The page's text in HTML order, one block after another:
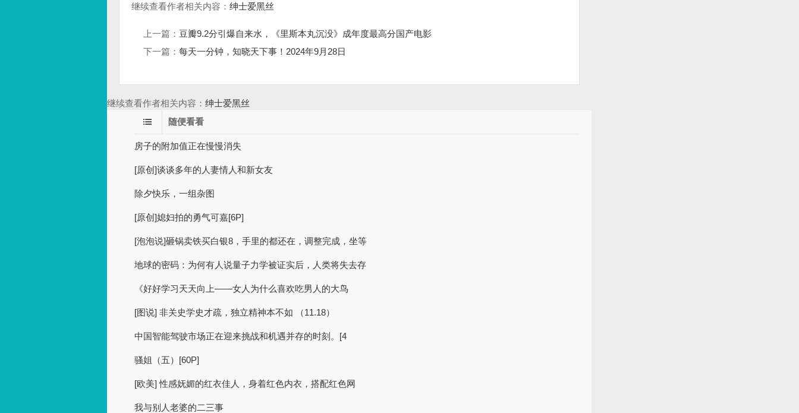
继续查看作者相关内容： 绅士爱黑丝
上一篇： 豆瓣9.2分引爆自来水，《里斯本丸沉没》成年度最高分国产电影
下一篇： 每天一分钟，知晓天下事！2024年9月28日
继续查看作者相关内容： 绅士爱黑丝
随便看看
房子的附加值正在慢慢消失
[原创]谈谈多年的人妻情人和新女友
除夕快乐，一组杂图
[原创]媳妇拍的勇气可嘉[6P]
[泡泡说]砸锅卖铁买白银8，手里的都还在，调整完成，坐等
地球的密码：为何有人说量子力学被证实后，人类将失去存
《好好学习天天向上——女人为什么喜欢吃男人的大鸟
[图说] 非关史学史才疏，独立精神本不如 （11.18）
中国智能驾驶市场正在迎来挑战和机遇并存的时刻。[4
骚姐（五）[60P]
[欧美] 性感妩媚的红衣佳人，身着红色内衣，搭配红色网
我与别人老婆的二三事